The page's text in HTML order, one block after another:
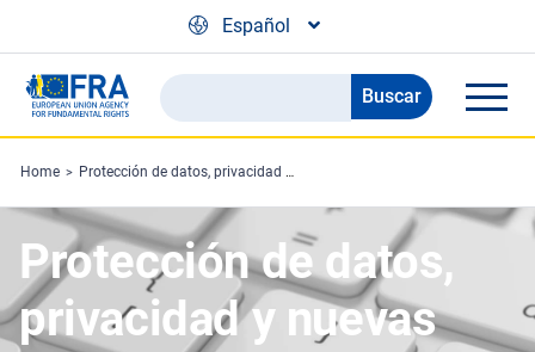
Español
Search
the
FRA
website
Buscar
Home Protección de datos, privacidad y nuevas tecnologías
Protección de datos,
privacidad y nuevas